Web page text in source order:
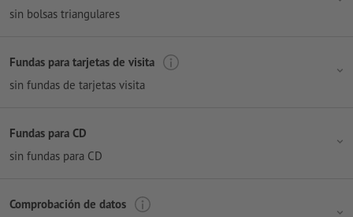
sin bolsas triangulares
Fundas para tarjetas de visita
sin fundas de tarjetas visita
Fundas para CD
sin fundas para CD
Comprobación de datos